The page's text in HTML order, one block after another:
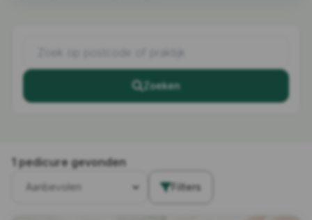
Zoeken
1 pedicure gevonden
Filters